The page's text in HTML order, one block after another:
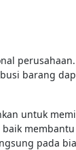
barang
untuk
pada